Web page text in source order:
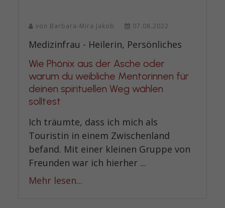
von Barbara-Mira Jakob 07.08.2022
Medizinfrau - Heilerin, Persönliches
Wie Phönix aus der Asche oder
warum du weibliche Mentorinnen für
deinen spirituellen Weg wählen
solltest
Ich träumte, dass ich mich als
Touristin in einem Zwischenland
befand. Mit einer kleinen Gruppe von
Freunden war ich hierher ...
Mehr lesen...